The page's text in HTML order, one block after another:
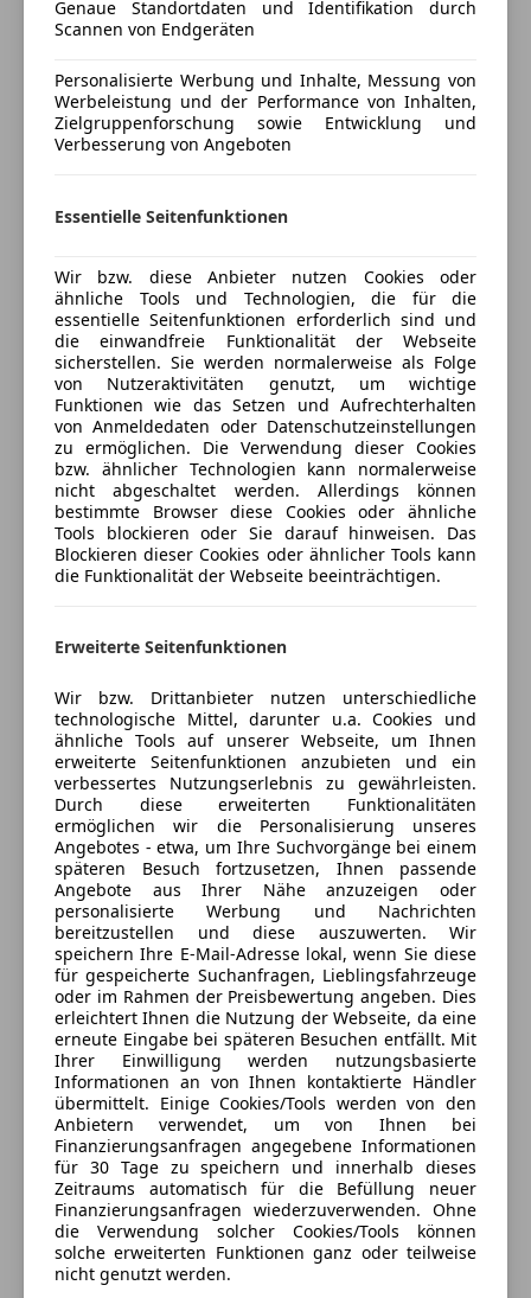
Navigationssystem
Schiebedach
Schlüssellose Zentralverriegelung
Sitzheizung
Android Auto
Apple CarPlay
Bluetooth
Bordcomputer
DAB-Radio
Freisprecheinrichtung
Radio
Sicherheit
ABS
Abstandstempomat
Beifahrerairbag
Fahrerairbag
Fernlichtassistent
Isofix
Kopfairbag
Kurvenlicht
LED-Tagfahrlicht
Nebelscheinwerfer
Notbremsassistent
Reifendruckkontrollsystem
Seitenairbag
Servolenkung
Spurhalteassistent
Tagfahrlicht
Totwinkel-Assistent
Traktionskontrolle
Wegfahrsperre
Xenonscheinwerfer
Zentralverriegelung
Extras
Alufelgen
Ausstattung.
Highlights:
• 2,0 MultiJet Dieselmotor mit 170 PS
• CommandView Panorama-Glasschiebedach
• Uconnect Navigation mit 8,4-Zoll-Touchscreen
• Apple CarPlay & Android Auto
• Rückfahrkamera
• ParkSense Parksensoren vorne und hinten
• Parkassistent
• ACC-Abstandstempomat mit Stop & Go
• Spurhalteassistent
Komfort & Ausstattung:
Das Fahrzeug verfügt unter anderem über
2-Zonen-Klimaautomatik, Lederausstattung, getönte
Scheiben, schwarzes Dach, 19-Zoll-Leichtmetallfelgen
und eine praktische SUV-Karosserie mit angenehmer
erhöhter Sitzposition.
Zustand & Service:
• Sehr gepflegter Zustand
• Service und Inspektion neu
• Pickerl gültig bis 03/2027
• Nichtraucherfahrzeug
• Innenraum gereinigt
• Ozonbehandlung zur Geruchsneutralisierung
• 12 Monate Gewährleistung gemäß den gesetzlichen
Bestimmungen
Besichtigung:
Besichtigung und Probefahrt sind nach vorheriger
Terminvereinbarung gerne möglich.
Finanzierung kann gerne angefragt werden.
Mehr anzeigen
Preisbewertung
Mehr anzeigen
Versicherung
Kfz-Versicherung
Versicherungsschutz an Ihre Bedürfnisse
anpassen
Freischaden-Gutschein ab Stufe 0
Auto einfach online versichern & Rabatt holen
Jetzt berechnen
Verkäufer Händler
AWM Autohaus GmbH
Anbieter auf AutoScout24 seit 2026
Marianne-Hainisch-Gasse 18 ,
1030 Wien, AT
Kontakt
Markus Schindlegger
Verkauf, Geschäftsführung
Spricht:Deutsch, English
Nummer anzeigen
Anbieter kontaktieren
Deine Nachricht
Genaue Standortdaten und Identifikation durch
Scannen von Endgeräten
Personalisierte Werbung und Inhalte, Messung von
Werbeleistung und der Performance von Inhalten,
Zielgruppenforschung sowie Entwicklung und
Verbesserung von Angeboten
Essentielle Seitenfunktionen
Wir bzw. diese Anbieter nutzen Cookies oder
ähnliche Tools und Technologien, die für die
essentielle Seitenfunktionen erforderlich sind und
die einwandfreie Funktionalität der Webseite
sicherstellen. Sie werden normalerweise als Folge
von Nutzeraktivitäten genutzt, um wichtige
Funktionen wie das Setzen und Aufrechterhalten
von Anmeldedaten oder Datenschutzeinstellungen
zu ermöglichen. Die Verwendung dieser Cookies
bzw. ähnlicher Technologien kann normalerweise
nicht abgeschaltet werden. Allerdings können
bestimmte Browser diese Cookies oder ähnliche
Tools blockieren oder Sie darauf hinweisen. Das
Blockieren dieser Cookies oder ähnlicher Tools kann
die Funktionalität der Webseite beeinträchtigen.
Erweiterte Seitenfunktionen
Wir bzw. Drittanbieter nutzen unterschiedliche
technologische Mittel, darunter u.a. Cookies und
ähnliche Tools auf unserer Webseite, um Ihnen
erweiterte Seitenfunktionen anzubieten und ein
verbessertes Nutzungserlebnis zu gewährleisten.
Durch diese erweiterten Funktionalitäten
ermöglichen wir die Personalisierung unseres
Angebotes - etwa, um Ihre Suchvorgänge bei einem
späteren Besuch fortzusetzen, Ihnen passende
Angebote aus Ihrer Nähe anzuzeigen oder
personalisierte Werbung und Nachrichten
bereitzustellen und diese auszuwerten. Wir
speichern Ihre E-Mail-Adresse lokal, wenn Sie diese
für gespeicherte Suchanfragen, Lieblingsfahrzeuge
oder im Rahmen der Preisbewertung angeben. Dies
erleichtert Ihnen die Nutzung der Webseite, da eine
erneute Eingabe bei späteren Besuchen entfällt. Mit
Ihrer Einwilligung werden nutzungsbasierte
Informationen an von Ihnen kontaktierte Händler
übermittelt. Einige Cookies/Tools werden von den
Anbietern verwendet, um von Ihnen bei
Finanzierungsanfragen angegebene Informationen
für 30 Tage zu speichern und innerhalb dieses
Zeitraums automatisch für die Befüllung neuer
Finanzierungsanfragen wiederzuverwenden. Ohne
die Verwendung solcher Cookies/Tools können
solche erweiterten Funktionen ganz oder teilweise
nicht genutzt werden.